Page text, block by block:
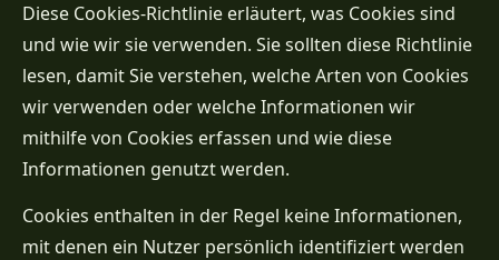
Diese Cookies-Richtlinie erläutert, was Cookies sind
und wie wir sie verwenden. Sie sollten diese Richtlinie
lesen, damit Sie verstehen, welche Arten von Cookies
wir verwenden oder welche Informationen wir
mithilfe von Cookies erfassen und wie diese
Informationen genutzt werden.
Cookies enthalten in der Regel keine Informationen,
mit denen ein Nutzer persönlich identifiziert werden